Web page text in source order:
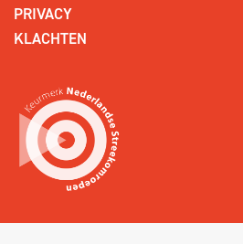
PRIVACY
KLACHTEN